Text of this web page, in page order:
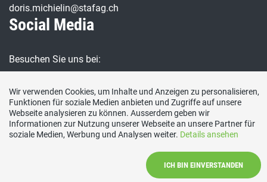
doris.michielin@stafag.ch
Social Media
Besuchen Sie uns bei:
Partei |Unser Vorstand|Unsere Statuten |Parteiprogramm
Mitglied werden|Impressum
Wir verwenden Cookies, um Inhalte und Anzeigen zu personalisieren,
Funktionen für soziale Medien anbieten und Zugriffe auf unsere
Webseite analysieren zu können. Ausserdem geben wir
Informationen zur Nutzung unserer Webseite an unsere Partner für
soziale Medien, Werbung und Analysen weiter. Details ansehen
ICH BIN EINVERSTANDEN